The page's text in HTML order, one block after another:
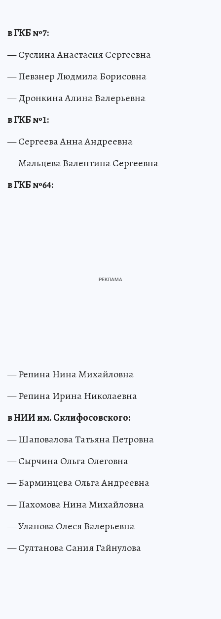
в ГКБ №7:
— Суслина Анастасия Сергеевна
— Певзнер Людмила Борисовна
— Дронкина Алина Валерьевна
в ГКБ №1:
— Сергеева Анна Андреевна
— Мальцева Валентина Сергеевна
в ГКБ №64:
— Репина Нина Михайловна
— Репина Ирина Николаевна
в НИИ им. Склифосовского:
— Шаповалова Татьяна Петровна
— Сырчина Ольга Олеговна
— Барминцева Ольга Андреевна
— Пахомова Нина Михайловна
— Уланова Олеся Валерьевна
— Султанова Сания Гайнулова